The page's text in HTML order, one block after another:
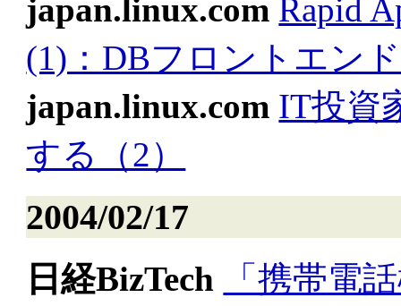
japan.linux.com Rapid
(1)：DBフロントエンド
japan.linux.com IT投資
する（2）
2004/02/17
日経BizTech
「携帯電